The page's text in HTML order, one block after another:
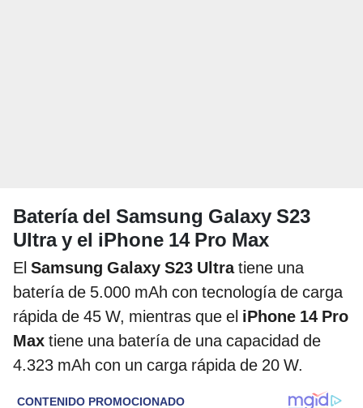
Batería del Samsung Galaxy S23
Ultra y el iPhone 14 Pro Max
El Samsung Galaxy S23 Ultratiene una
batería de 5.000 mAh con tecnología de carga
rápida de 45 W, mientras que el iPhone 14 Pro
Max tiene una batería de una capacidad de
4.323 mAh con un carga rápida de 20 W.